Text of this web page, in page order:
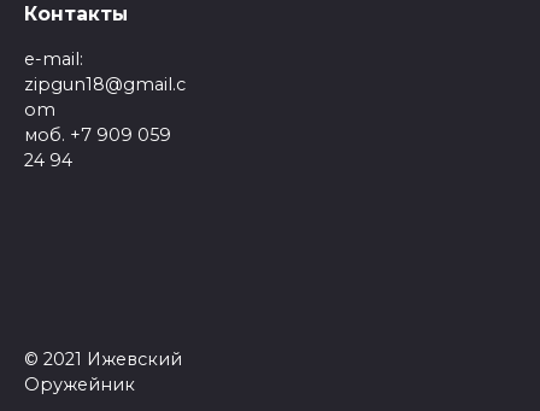
Контакты
e-mail:
zipgun18@gmail.c
om
моб. +7 909 059
24 94
© 2021 Ижевский
Оружейник